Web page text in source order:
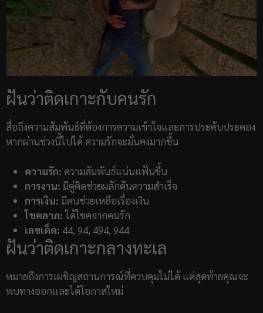
ฝันว่าติดเกาะกับคนรัก
สื่อถึงความสัมพันธ์ที่ต้องการความเข้าใจและการประคับประคอง
หากผ่านช่วงนี้ไปได้ ความรักจะมั่นคงมากขึ้น
ความรัก: ความสัมพันธ์แน่นแฟ้นขึ้น
การงาน: มีคู่คิดช่วยผลักดันความสำเร็จ
การเงิน: มีคนช่วยเหลือเรื่องเงิน
โชคลาภ:ได้โชคจากคนรัก
เลขเด็ด: 44, 94, 494, 944
ฝันว่าติดเกาะกลางทะเล
หมายถึงการเผชิญสถานการณ์ที่ควบคุมไม่ได้ แต่สุดท้ายคุณจะ
พบทางออกและได้โอกาสใหม่